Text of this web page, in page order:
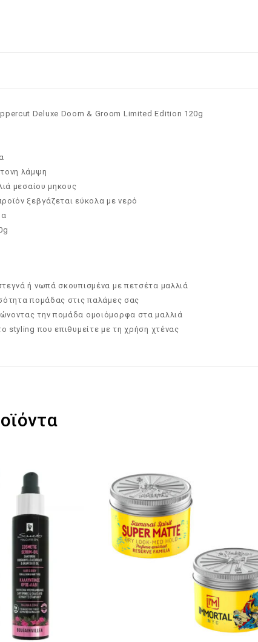
Deluxe Doom & Groom Limited Edition 120g
λάμψη
μεσαίου μηκους
ξεβγάζεται εύκολα με νερό
ή νωπά σκουπισμένα με πετσέτα μαλλιά
πομάδας στις παλάμες σας
την πομάδα ομοιόμορφα στα μαλλιά
styling που επιθυμείτε με τη χρήση χτένας